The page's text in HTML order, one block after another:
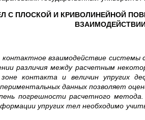
С ПЛОСКОЙ И КРИВОЛИНЕЙНОЙ
взаимодействие системы
различия между расчетным
контакта и величин упругих
данных позволяет
погрешности расчетного
упругих тел необходимо